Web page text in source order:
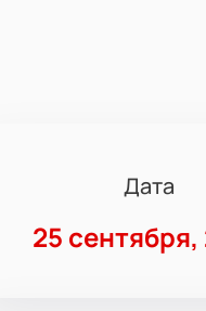
Дата
25